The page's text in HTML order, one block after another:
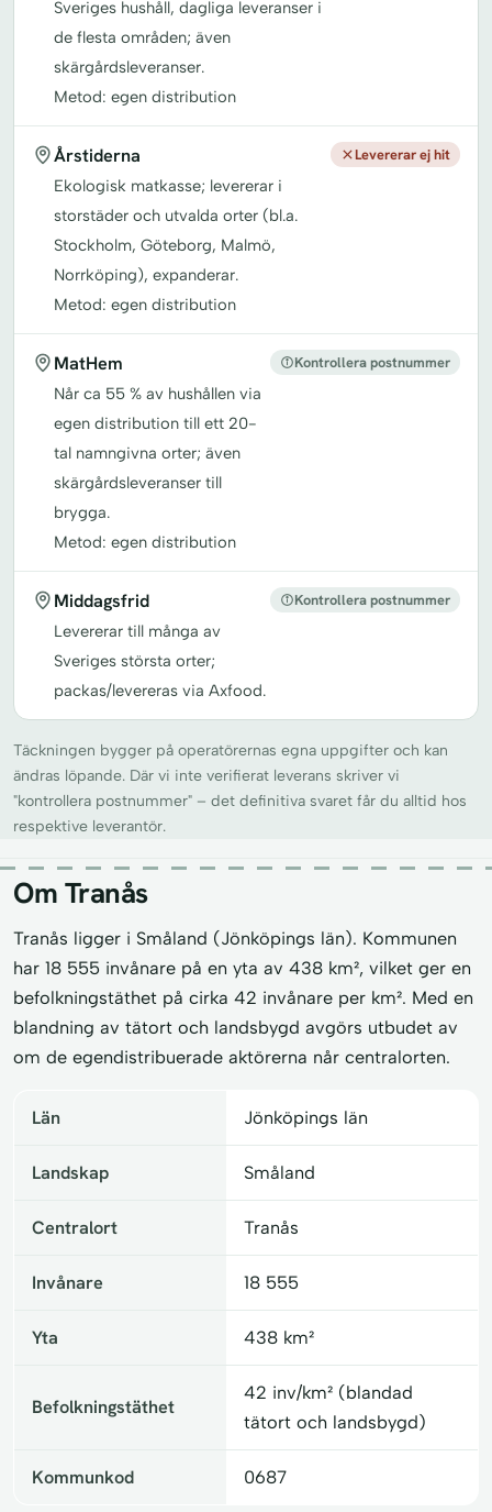
Sveriges hushåll, dagliga leveranser i
de flesta områden; även
skärgårdsleveranser.
Metod: egen distribution
Årstiderna
Ekologisk matkasse; levererar i
storstäder och utvalda orter (bl.a.
Stockholm, Göteborg, Malmö,
Norrköping), expanderar.
Metod: egen distribution
Levererar ej hit
MatHem
Når ca 55 % av hushållen via
egen distribution till ett 20-
tal namngivna orter; även
skärgårdsleveranser till
brygga.
Metod: egen distribution
Kontrollera postnummer
Middagsfrid
Levererar till många av
Sveriges största orter;
packas/levereras via Axfood.
Kontrollera postnummer
Täckningen bygger på operatörernas egna uppgifter och kan
ändras löpande. Där vi inte verifierat leverans skriver vi
"kontrollera postnummer" – det definitiva svaret får du alltid hos
respektive leverantör.
Om Tranås
Tranås ligger i Småland (Jönköpings län). Kommunen
har 18 555 invånare på en yta av 438 km², vilket ger en
befolkningstäthet på cirka 42 invånare per km². Med en
blandning av tätort och landsbygd avgörs utbudet av
om de egendistribuerade aktörerna når centralorten.
Län Jönköpings län
Landskap Småland
Centralort Tranås
Invånare 18 555
Yta 438 km²
Befolkningstäthet
42 inv/km² (blandad
tätort och landsbygd)
Kommunkod 0687